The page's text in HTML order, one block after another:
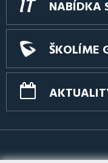
NABÍDKA
ŠKOLÍME